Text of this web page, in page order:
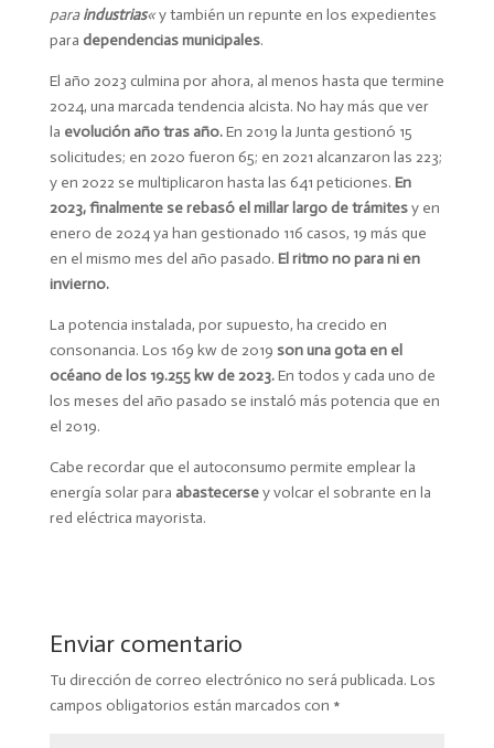
paraindustrias«y también un repunte en los expedientes
para dependenciasmunicipales.
El año 2023 culmina por ahora, al menos hasta que termine
2024, una marcada tendencia alcista. No hay más que ver
la evolución año tras año.En 2019 la Junta gestionó 15
solicitudes; en 2020 fueron 65; en 2021 alcanzaron las 223;
y en 2022 se multiplicaron hasta las 641 peticiones. En
2023, finalmente se rebasó el millar largo de trámitesy en
enero de 2024 ya han gestionado 116 casos, 19 más que
en el mismo mes del año pasado. El ritmo no para ni en
invierno.
La potencia instalada, por supuesto, ha crecido en
consonancia. Los 169 kw de 2019 son una gota en el
océano de los 19.255 kw de 2023.En todos y cada uno de
los meses del año pasado se instaló más potencia que en
el 2019.
Cabe recordar que el autoconsumo permite emplear la
energía solar para abastecersey volcar el sobrante en la
red eléctrica mayorista.
Enviar comentario
Tu dirección de correo electrónico no será publicada. Los
campos obligatorios están marcados con *